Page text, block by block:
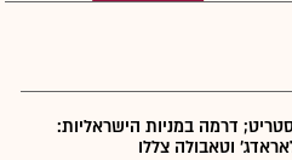
דרמה במניות הישראליות:
וטאבולה צללו